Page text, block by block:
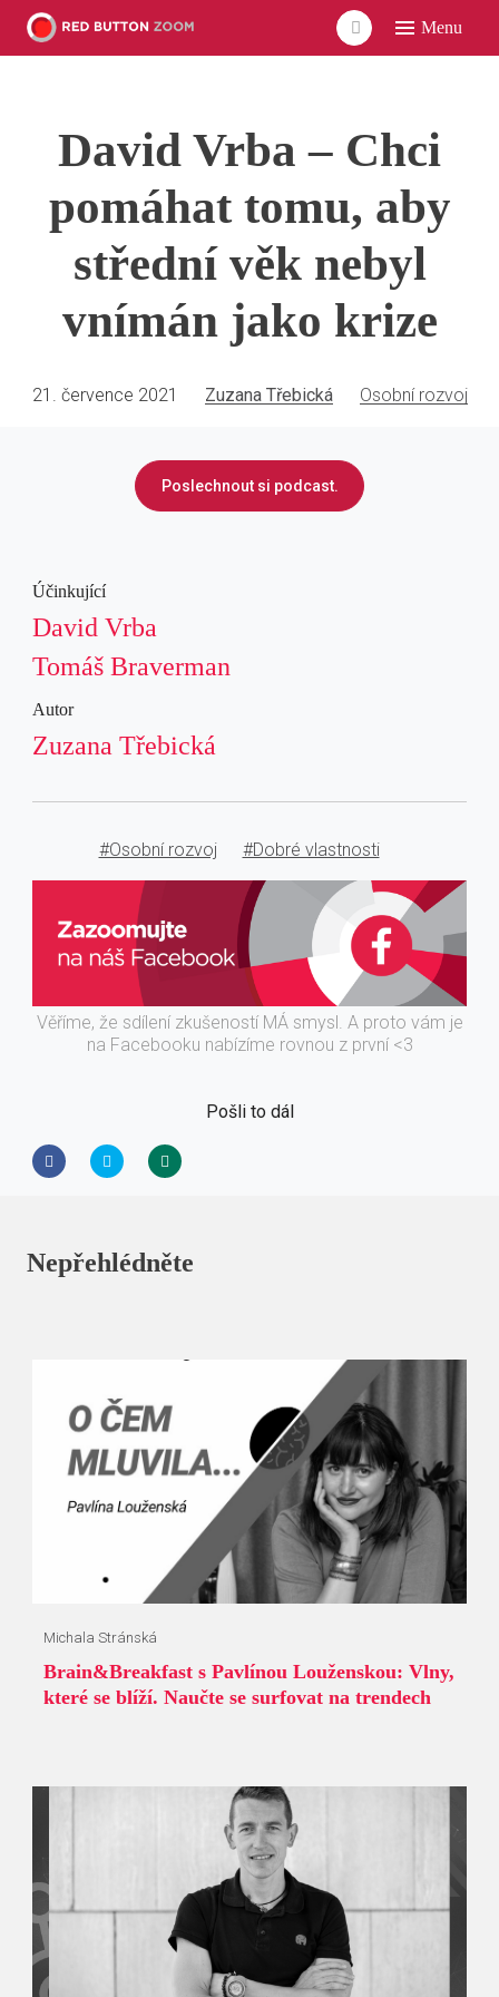
Menu
David Vrba – Chci
pomáhat tomu, aby
střední věk nebyl
vnímán jako krize
21. července 2021 Zuzana Třebická Osobní rozvoj
Poslechnout si podcast.
Účinkující
David Vrba
Tomáš Braverman
Autor
Zuzana Třebická
#Osobní rozvoj #Dobré vlastnosti
Věříme, že sdílení zkušeností MÁ smysl. A proto vám je
na Facebooku nabízíme rovnou z první <3
Pošli to dál
Nepřehlédněte
Michala Stránská
Brain&Breakfast s Pavlínou Louženskou: Vlny,
které se blíží. Naučte se surfovat na trendech